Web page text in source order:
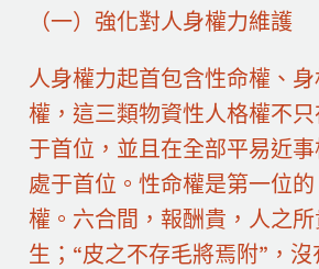
（一）強化對人身權力維護
人身權力起首包含性命權、
權，這三類物資性人格權不
于首位，並且在全部平易近
處于首位。性命權是第一位
權。六合間，報酬貴，人之
生；“皮之不存毛將焉附”，沒